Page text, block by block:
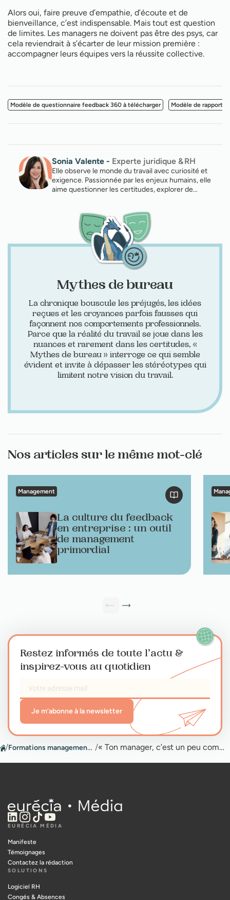
Alors oui, faire preuve d’empathie, d’écoute et de
bienveillance, c’est indispensable. Mais tout est question
de limites. Les managers ne doivent pas être des psys, car
cela reviendrait à s’écarter de leur mission première :
accompagner leurs équipes vers la réussite collective.
Modèle de questionnaire feedback 360 à télécharger Modèle de rapport
Sonia Valente - Experte juridique & RH
Elle observe le monde du travail avec curiosité et
exigence. Passionnée par les enjeux humains, elle
aime questionner les certitudes, explorer de…
Mythes de bureau
La chronique bouscule les préjugés, les idées
reçues et les croyances parfois fausses qui
façonnent nos comportements professionnels.
Parce que la réalité du travail se joue dans les
nuances et rarement dans les certitudes, «
Mythes de bureau » interroge ce qui semble
évident et invite à dépasser les stéréotypes qui
limitent notre vision du travail.
Nos articles sur le même mot-clé
Management
La culture du feedback
en entreprise : un outil
de management
primordial
Restez informés de toute l’actu &
inspirez-vous au quotidien
Je m’abonne à la newsletter
/ Formations management et leadership / « Ton manager, c’est un peu comme ton psy, non ? »
EURÉCIA MÉDIA
Manifeste
Témoignages
Contactez la rédaction
SOLUTIONS
Logiciel RH
Congés & Absences